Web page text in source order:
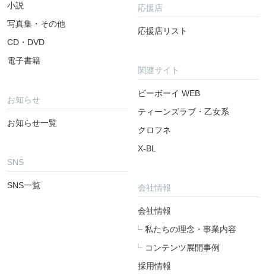
小説
写真集・その他
CD・DVD
電子書籍
お知らせ
お知らせ一覧
SNS
SNS一覧
応援店
応援店リスト
関連サイト
ビーボーイ WEB
ティーンズラブ・乙女系
クロフネ
X-BL
会社情報
会社情報
私たちの理念・事業内容
コンテンツ展開事例
採用情報